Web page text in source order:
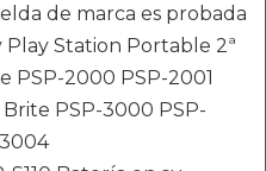
de marca es probada
Station Portable 2ª
PSP-2000 PSP-2001
PSP-3000 PSP-